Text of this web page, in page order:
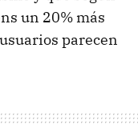
un 20% más
parecen